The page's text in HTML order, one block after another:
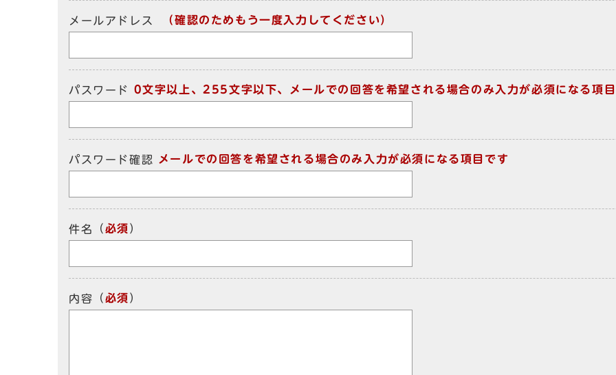
メールアドレス （確認のためもう一度入力してください）
パスワード 0文字以上、255文字以下、メールでの回答を希望される場合のみ入力が必須になる項
パスワード確認 メールでの回答を希望される場合のみ入力が必須になる項目です
件名 （ 必須 ）
内容 （ 必須 ）